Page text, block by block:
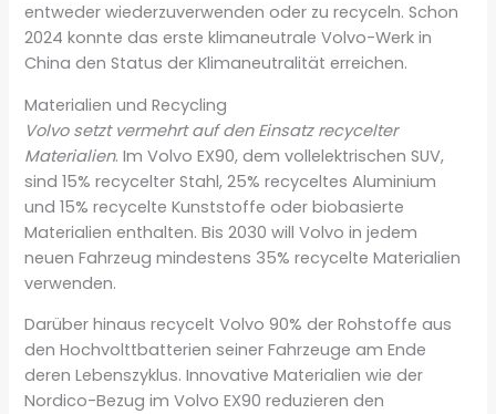
entweder wiederzuverwenden oder zu recyceln. Schon
2024 konnte das erste klimaneutrale Volvo-Werk in
China den Status der Klimaneutralität erreichen.
Materialien und Recycling
Volvo setzt vermehrt auf den Einsatz recycelter
Materialien. Im Volvo EX90, dem vollelektrischen SUV,
sind 15% recycelter Stahl, 25% recyceltes Aluminium
und 15% recycelte Kunststoffe oder biobasierte
Materialien enthalten. Bis 2030 will Volvo in jedem
neuen Fahrzeug mindestens 35% recycelte Materialien
verwenden.
Darüber hinaus recycelt Volvo 90% der Rohstoffe aus
den Hochvolttbatterien seiner Fahrzeuge am Ende
deren Lebenszyklus. Innovative Materialien wie der
Nordico-Bezug im Volvo EX90 reduzieren den